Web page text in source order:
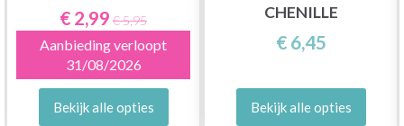
€ 2,99 € 5,95
Aanbieding verloopt
31/08/2026
Bekijk alle opties
CHENILLE
€ 6,45
Bekijk alle opties